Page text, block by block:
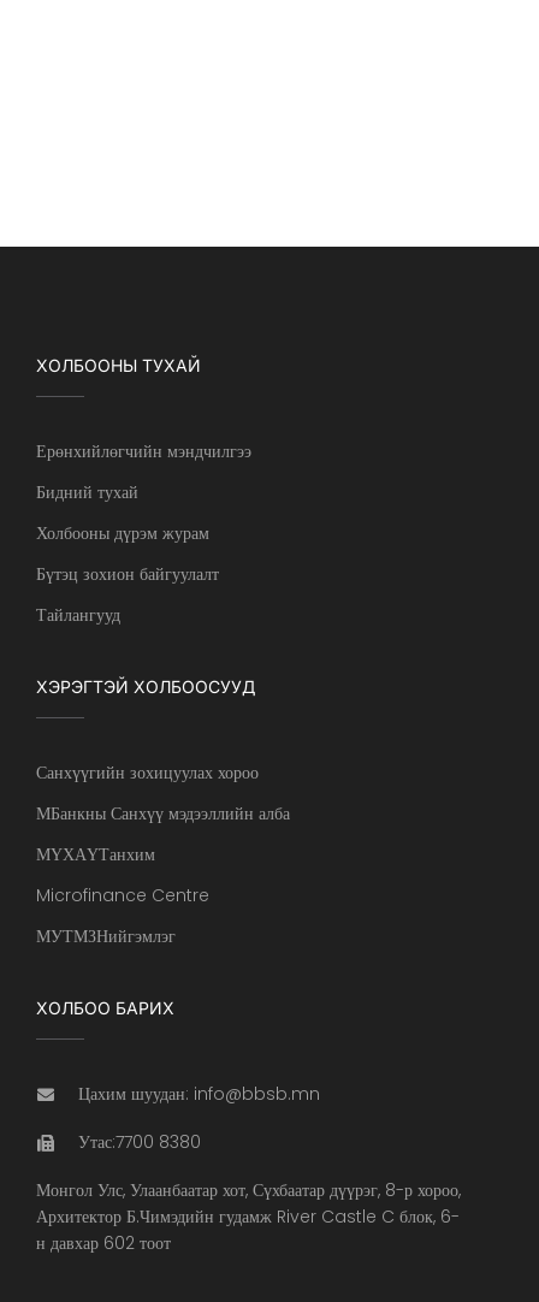
ХОЛБООНЫ ТУХАЙ
Ерөнхийлөгчийн мэндчилгээ
Бидний тухай
Холбооны дүрэм журам
Бүтэц зохион байгуулалт
Тайлангууд
ХЭРЭГТЭЙ ХОЛБООСУУД
Санхүүгийн зохицуулах хороо
МБанкны Санхүү мэдээллийн алба
МҮХАҮТанхим
Microfinance Centre
МУТМЗНийгэмлэг
ХОЛБОО БАРИХ
Цахим шуудан: info@bbsb.mn
Утас:7700 8380
Монгол Улс, Улаанбаатар хот, Сүхбаатар дүүрэг, 8-р хороо,
Архитектор Б.Чимэдийн гудамж River Castle C блок, 6-
н давхар 602 тоот